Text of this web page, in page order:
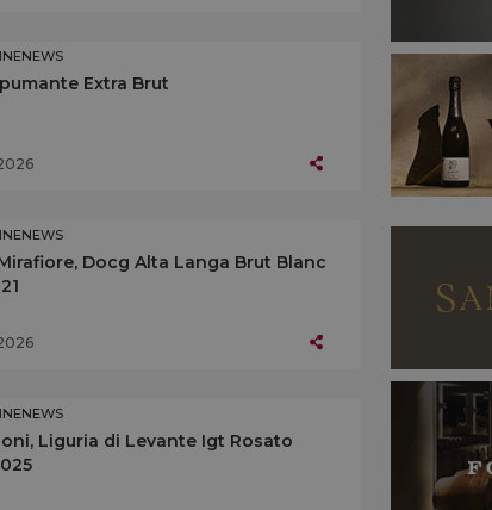
Extra Brut
Docg Alta Langa Brut Blanc
Liguria di Levante Igt Rosato